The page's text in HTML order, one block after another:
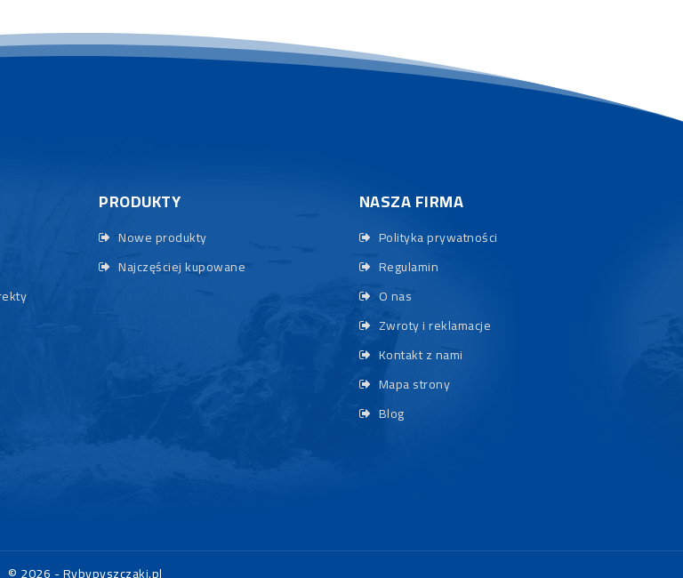
PRODUKTY
Nowe produkty
Najczęściej kupowane
NASZA FIRMA
Polityka prywatności
Regulamin
O nas
Zwroty i reklamacje
Kontakt z nami
Mapa strony
Blog